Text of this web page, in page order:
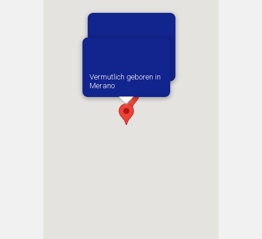
Vermutlich geboren in
Merano